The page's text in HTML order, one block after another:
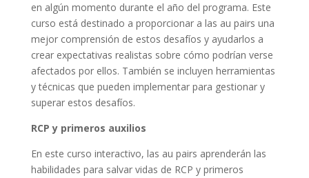
en algún momento durante el año del programa. Este
curso está destinado a proporcionar a las au pairs una
mejor comprensión de estos desafíos y ayudarlos a
crear expectativas realistas sobre cómo podrían verse
afectados por ellos. También se incluyen herramientas
y técnicas que pueden implementar para gestionar y
superar estos desafíos.
RCP y primeros auxilios
En este curso interactivo, las au pairs aprenderán las
habilidades para salvar vidas de RCP y primeros